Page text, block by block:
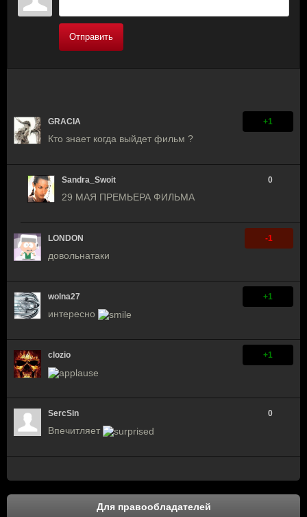
Отправить
GRACIA +1
Кто знает когда выйдет фильм ?
Sandra_Swoit 0
29 МАЯ ПРЕМЬЕРА ФИЛЬМА
LONDON -1
довольнатаки
wolna27 +1
интересно
clozio +1
SercSin 0
Впечитляет
Для правообладателей